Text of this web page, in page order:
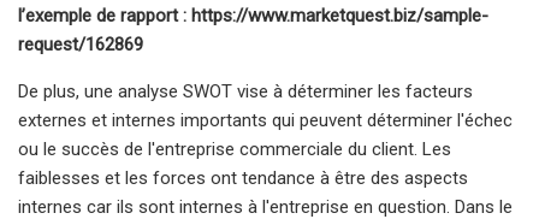
l’exemple de rapport : https://www.marketquest.biz/sample-
request/162869
De plus, une analyse SWOT vise à déterminer les facteurs
externes et internes importants qui peuvent déterminer l'échec
ou le succès de l'entreprise commerciale du client. Les
faiblesses et les forces ont tendance à être des aspects
internes car ils sont internes à l'entreprise en question. Dans le